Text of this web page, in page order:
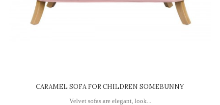
CARAMEL SOFA FOR CHILDREN SOMEBUNNY
Velvet sofas are elegant, look...